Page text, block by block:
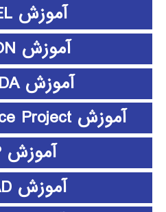
آموزش LISREL
آموزش LUMION
آموزش MAXQDA
آموزش Microsoft Office Project
آموزش PHP
آموزش PSCAD